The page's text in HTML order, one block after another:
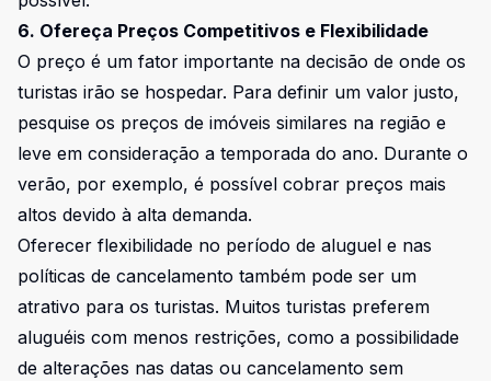
6. Ofereça Preços Competitivos e Flexibilidade
O preço é um fator importante na decisão de onde os
turistas irão se hospedar. Para definir um valor justo,
pesquise os preços de imóveis similares na região e
leve em consideração a temporada do ano. Durante o
verão, por exemplo, é possível cobrar preços mais
altos devido à alta demanda.
Oferecer flexibilidade no período de aluguel e nas
políticas de cancelamento também pode ser um
atrativo para os turistas. Muitos turistas preferem
aluguéis com menos restrições, como a possibilidade
de alterações nas datas ou cancelamento sem